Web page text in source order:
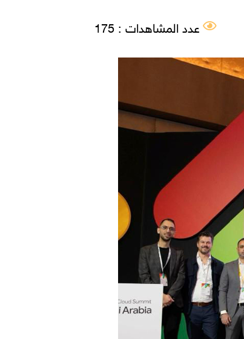
عدد المشاهدات : 175